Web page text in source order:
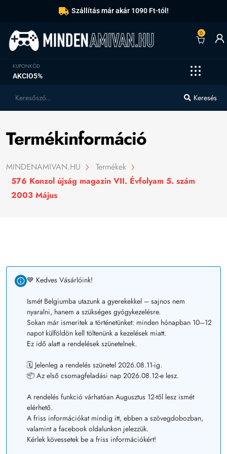
Szállítás már akár 1090 Ft-tól!
0
KUPONKÓD
AKCIO5%
Keresés
Termékinformáció
MINDENAMIVAN.HU
Termékek
576 Konzol újság magazin VII. Évfolyam 5. szám
2003 Május
💙 Kedves Vásárlóink!
Ismét Belgiumba utazunk a gyerekekkel – sajnos nem
nyaralni, hanem a szükséges gyógykezelésre.
Sokan már ismeritek a történetünket: minden hónapban 10–12
napot külföldön kell töltenünk a kezelések miatt.
Ez idő alatt a rendelések szünetelnek.
🗓️ Jelenleg a rendelés szünetel 2026.08.11-ig.
📦 Az első csomagfeladási nap 2026.08.12-e lesz.
A rendelés funkció várhatóan Augusztus 12-től lesz ismét
elérhető.
A friss információkat mindig itt, ebben a szövegdobozban,
valamint a facebook oldalunkon jelezzük.
Kérlek kövessetek be a friss információkért!